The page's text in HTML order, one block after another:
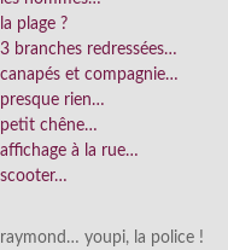
la plage ?
3 branches redressées…
canapés et compagnie…
presque rien…
petit chêne…
affichage à la rue…
scooter…
raymond… youpi, la police !